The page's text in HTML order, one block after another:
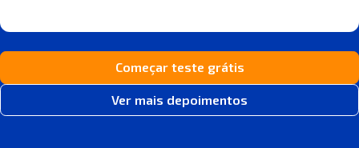
Começar teste grátis
Ver mais depoimentos